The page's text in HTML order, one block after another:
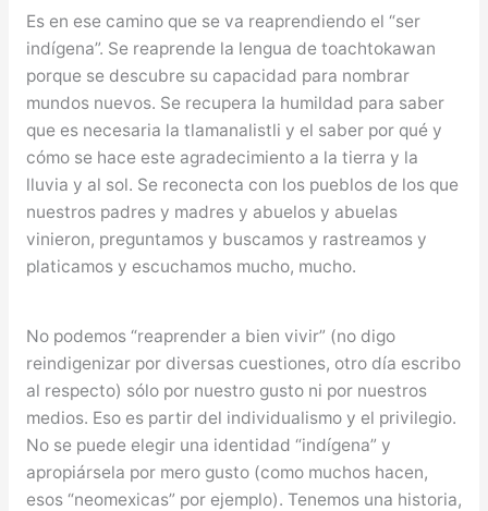
Es en ese camino que se va reaprendiendo el “ser
indígena”. Se reaprende la lengua de toachtokawan
porque se descubre su capacidad para nombrar
mundos nuevos. Se recupera la humildad para saber
que es necesaria la tlamanalistli y el saber por qué y
cómo se hace este agradecimiento a la tierra y la
lluvia y al sol. Se reconecta con los pueblos de los que
nuestros padres y madres y abuelos y abuelas
vinieron, preguntamos y buscamos y rastreamos y
platicamos y escuchamos mucho, mucho.
No podemos “reaprender a bien vivir” (no digo
reindigenizar por diversas cuestiones, otro día escribo
al respecto) sólo por nuestro gusto ni por nuestros
medios. Eso es partir del individualismo y el privilegio.
No se puede elegir una identidad “indígena” y
apropiársela por mero gusto (como muchos hacen,
esos “neomexicas” por ejemplo). Tenemos una historia,